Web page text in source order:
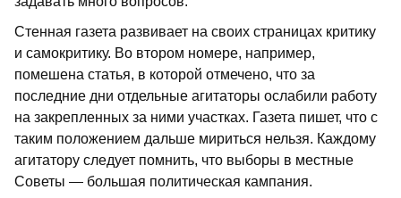
Стенная газета развивает на своих страницах критику
и самокритику. Во втором номере, например,
помешена статья, в которой отмечено, что за
последние дни отдельные агитаторы ослабили работу
на закрепленных за ними участках. Газета пишет, что с
таким положением дальше мириться нельзя. Каждому
агитатору следует помнить, что выборы в местные
Советы — большая политическая кампания.